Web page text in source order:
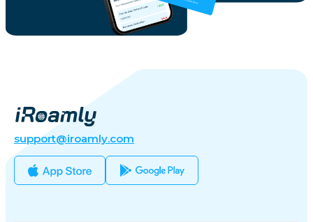
support@iroamly.com